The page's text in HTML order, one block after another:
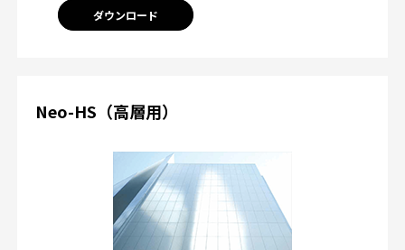
ダウンロード
Neo-HS（高層用）